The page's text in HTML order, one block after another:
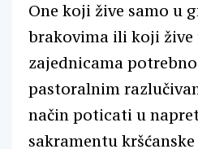
One koji žive samo u
brakovima ili koji žive
zajednicama
pastoralnim
način poticati u
sakramentu